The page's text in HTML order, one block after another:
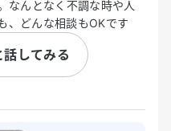
なんとなく不調な時や人
、どんな相談もOKです
してみる